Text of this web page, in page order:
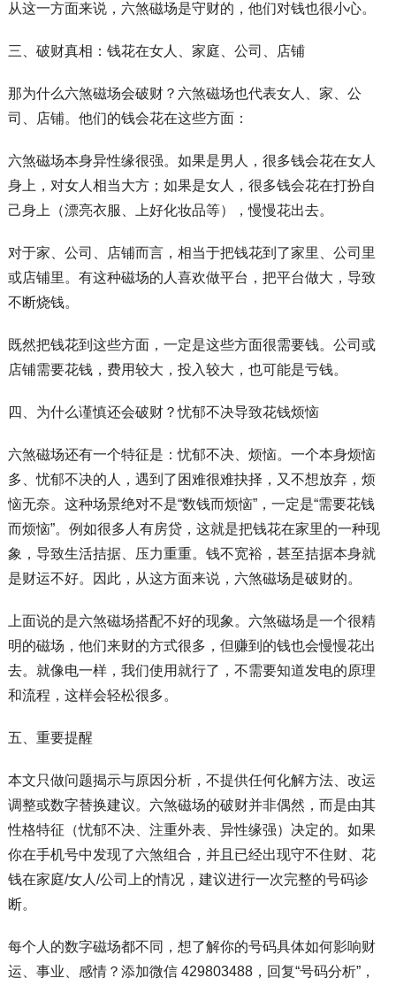
从这一方面来说，六煞磁场是守财的，他们对钱也很小心。
三、破财真相：钱花在女人、家庭、公司、店铺
那为什么六煞磁场会破财？六煞磁场也代表女人、家、公
司、店铺。他们的钱会花在这些方面：
六煞磁场本身异性缘很强。如果是男人，很多钱会花在女人
身上，对女人相当大方；如果是女人，很多钱会花在打扮自
己身上（漂亮衣服、上好化妆品等），慢慢花出去。
对于家、公司、店铺而言，相当于把钱花到了家里、公司里
或店铺里。有这种磁场的人喜欢做平台，把平台做大，导致
不断烧钱。
既然把钱花到这些方面，一定是这些方面很需要钱。公司或
店铺需要花钱，费用较大，投入较大，也可能是亏钱。
四、为什么谨慎还会破财？忧郁不决导致花钱烦恼
六煞磁场还有一个特征是：忧郁不决、烦恼。一个本身烦恼
多、忧郁不决的人，遇到了困难很难抉择，又不想放弃，烦
恼无奈。这种场景绝对不是“数钱而烦恼”，一定是“需要花钱
而烦恼”。例如很多人有房贷，这就是把钱花在家里的一种现
象，导致生活拮据、压力重重。钱不宽裕，甚至拮据本身就
是财运不好。因此，从这方面来说，六煞磁场是破财的。
上面说的是六煞磁场搭配不好的现象。六煞磁场是一个很精
明的磁场，他们来财的方式很多，但赚到的钱也会慢慢花出
去。就像电一样，我们使用就行了，不需要知道发电的原理
和流程，这样会轻松很多。
五、重要提醒
本文只做问题揭示与原因分析，不提供任何化解方法、改运
调整或数字替换建议。六煞磁场的破财并非偶然，而是由其
性格特征（忧郁不决、注重外表、异性缘强）决定的。如果
你在手机号中发现了六煞组合，并且已经出现守不住财、花
钱在家庭/女人/公司上的情况，建议进行一次完整的号码诊
断。
每个人的数字磁场都不同，想了解你的号码具体如何影响财
运、事业、感情？添加微信 429803488，回复“号码分析”，